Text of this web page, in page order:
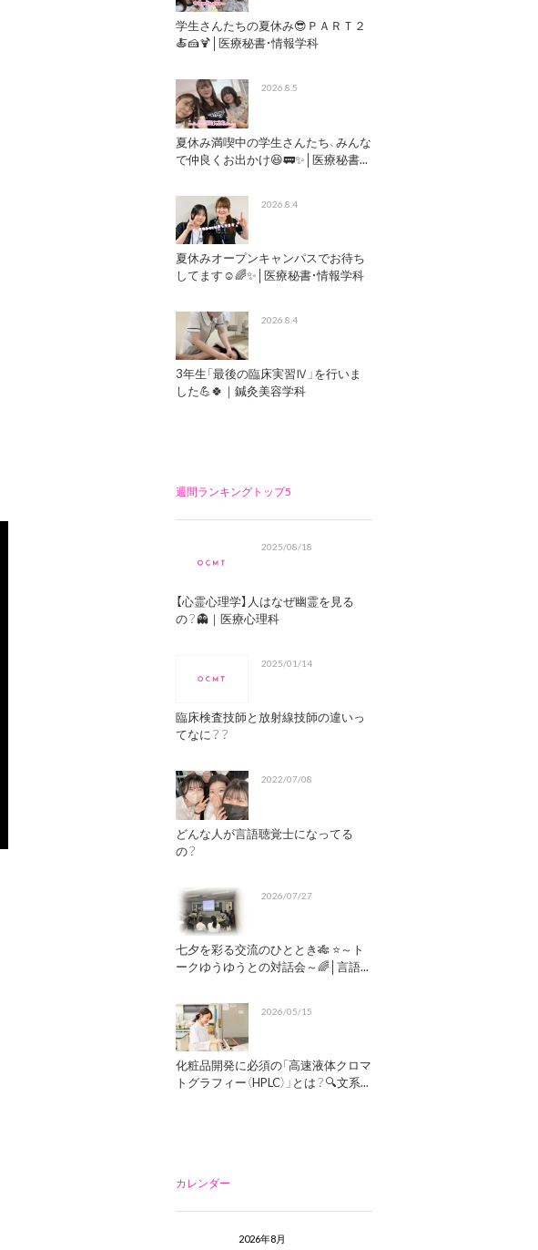
学生さんたちの夏休み😎ＰＡＲＴ２
🍝🍰🍹│医療秘書・情報学科
2026.8.5
夏休み満喫中の学生さんたち、みんな
で仲良くお出かけ😆🚃✨│医療秘書...
2026.8.4
夏休みオープンキャンパスでお待ち
してます☺️🌈✨│医療秘書・情報学科
2026.8.4
3年生「最後の臨床実習Ⅳ」を行いま
した💪🍀｜鍼灸美容学科
週間ランキングトップ5
2025/08/18
【心霊心理学】人はなぜ幽霊を見る
の？👻｜医療心理科
2025/01/14
臨床検査技師と放射線技師の違いっ
てなに？？
2022/07/08
どんな人が言語聴覚士になってる
の？
2026/07/27
七夕を彩る交流のひととき🎋 ⭐～ト
ークゆうゆうとの対話会～🌈│言語...
2026/05/15
化粧品開発に必須の「高速液体クロマ
トグラフィー（HPLC）」とは？🔍文系...
カレンダー
2026年8月